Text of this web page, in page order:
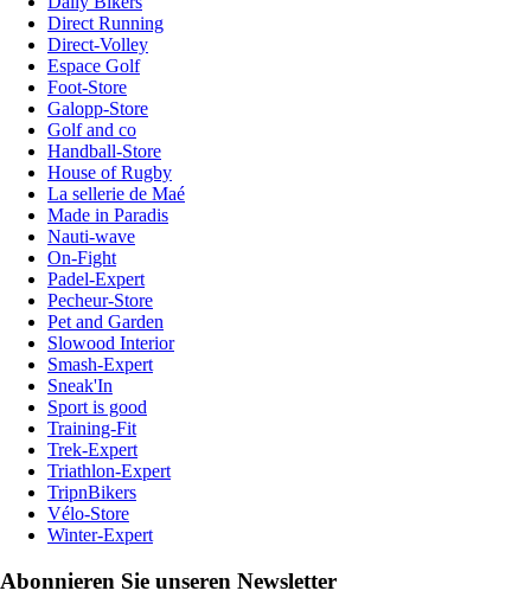
Direct Running
Direct-Volley
Espace Golf
Foot-Store
Galopp-Store
Golf and co
Handball-Store
House of Rugby
La sellerie de Maé
Made in Paradis
Nauti-wave
On-Fight
Padel-Expert
Pecheur-Store
Pet and Garden
Slowood Interior
Smash-Expert
Sneak'In
Sport is good
Training-Fit
Trek-Expert
Triathlon-Expert
TripnBikers
Vélo-Store
Winter-Expert
Abonnieren Sie unseren Newsletter